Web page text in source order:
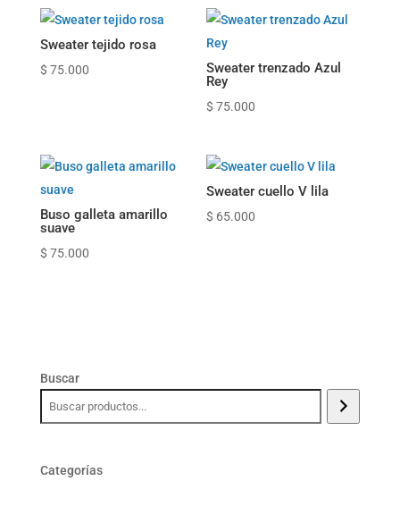
Sweater tejido rosa
$ 75.000
Sweater trenzado Azul
Rey
$ 75.000
Buso galleta amarillo
suave
$ 75.000
Sweater cuello V lila
$ 65.000
Buscar
Categorías